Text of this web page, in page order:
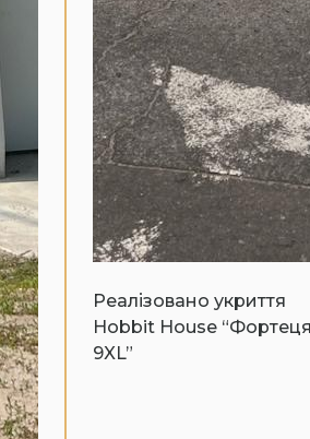
Реалізовано укриття
Hobbit House
9XL”